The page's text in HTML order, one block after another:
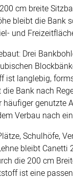
cm breite
bleibt die Bank
und
Drei
langlebig,
Bank nach
genutzte
Verbau nach
Schulhöfe,
bleibt
die 200 cm
ist eine